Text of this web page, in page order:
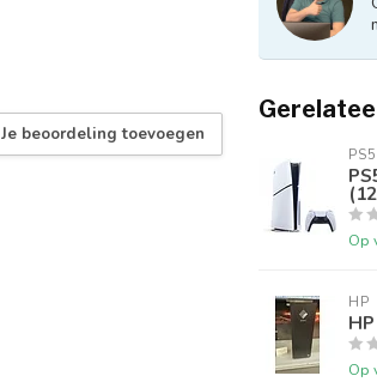
Je beoordeling toevoegen
PS5
Op
HP
Op